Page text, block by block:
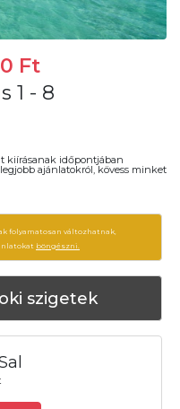
Ft
1 - 8
kiírásanak időpontjában
ajánlatokról, kövess minket
folyamatosan változhatnak,
böngészni.
szigetek